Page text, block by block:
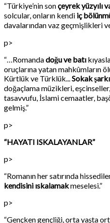
“Türkiye’nin sonçeyrek yüzyılı
solcular, onların kendi iç
davalarından vaz geçmişlikleri
p>
“…Romandadoğu ve batı
oruçlarına yatan mahkûmların
Kürtlük ve Türklük...Sokak
doğaçlama müzikleri, eşcinseller,
tasavvufu, İslami cemaatler,
gelmiş.”
p>
“HAYATI ISKALAYANLAR”
p>
“Romanın her satırında
kendisini ıskalamakmeselesi.”
p>
“Gençken gençliği, orta yaşta